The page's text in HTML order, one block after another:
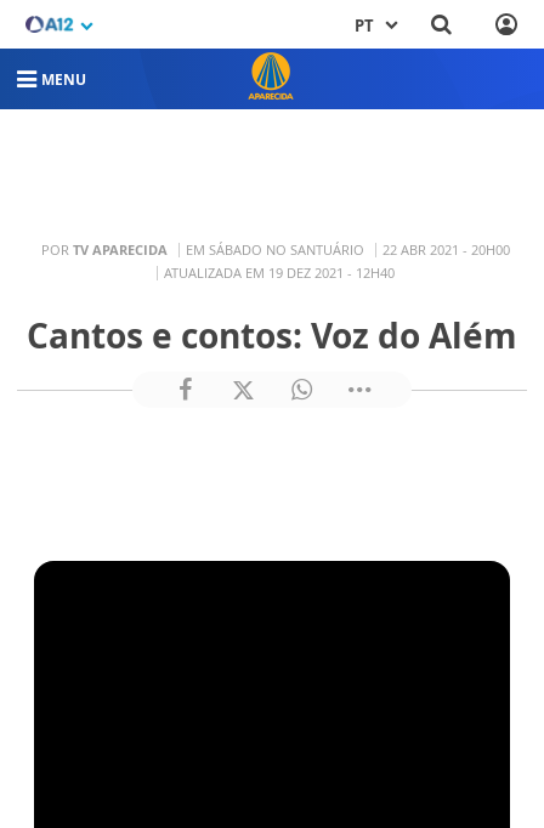
PT
MENU
POR TV APARECIDA EM SÁBADO NO SANTUÁRIO
22 ABR 2021 - 20H00
ATUALIZADA EM 19 DEZ 2021 - 12H40
Cantos e contos: Voz do Além